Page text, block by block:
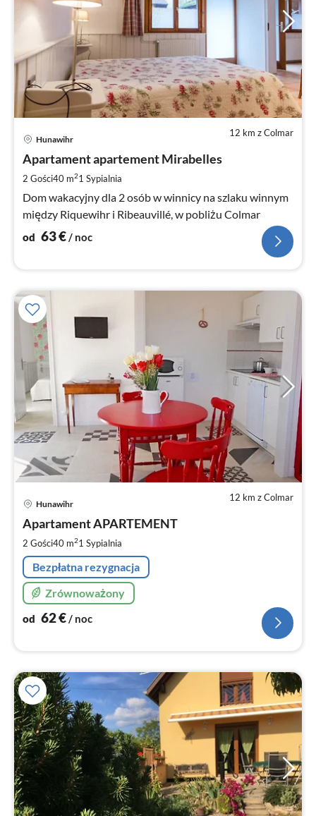
12 km z Colmar
Hunawihr
Apartament apartement Mirabelles
2 Gości40 m21 Sypialnia
Dom wakacyjny dla 2 osób w winnicy na szlaku winnym
między Riquewihr i Ribeauvillé, w pobliżu Colmar
od 63€/ noc
12 km z Colmar
Hunawihr
Apartament APARTEMENT
2 Gości40 m21 Sypialnia
Bezpłatna rezygnacja
Zrównoważony
od 62€/ noc